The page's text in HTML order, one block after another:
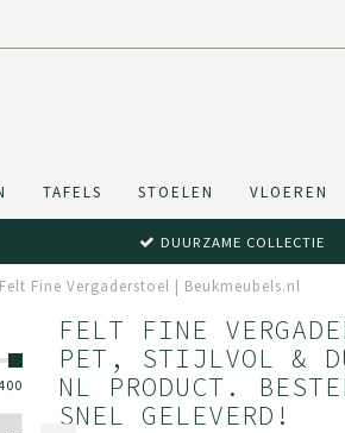
TAFELS STOELEN VLOEREN
DUURZAME COLLECTIE
Felt Fine Vergaderstoel | Beukmeubels.nl
FELT FINE
PET, STIJLVOL &
NL PRODUCT.
SNEL GELEVERD!